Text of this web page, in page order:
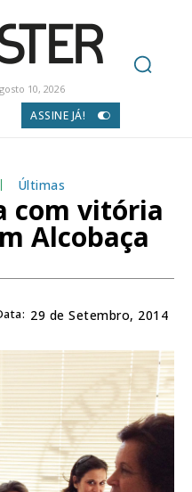
10, 2026
ASSINE JÁ!
Últimas
com vitória
Alcobaça
29 de Setembro, 2014